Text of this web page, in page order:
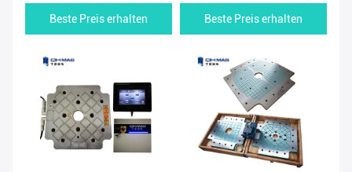
Beste Preis erhalten Beste Preis erhalten